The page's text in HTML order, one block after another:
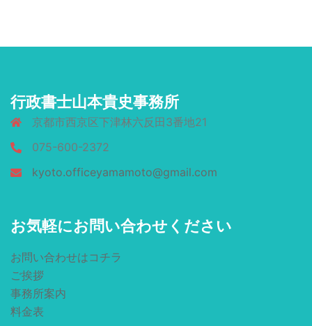
行政書士山本貴史事務所
京都市西京区下津林六反田3番地21
075-600-2372
kyoto.officeyamamoto@gmail.com
お気軽にお問い合わせください
お問い合わせはコチラ
ご挨拶
事務所案内
料金表